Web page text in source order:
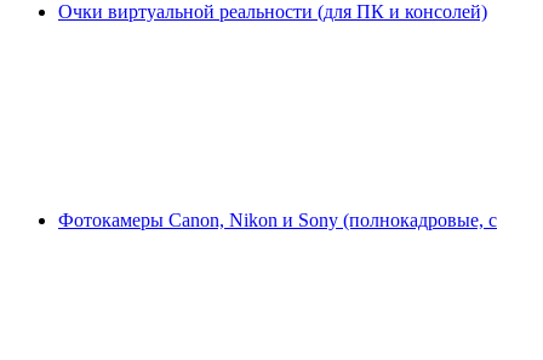
Очки виртуальной реальности (для ПК и консолей)
Фотокамеры Canon, Nikon и Sony (полнокадровые, с